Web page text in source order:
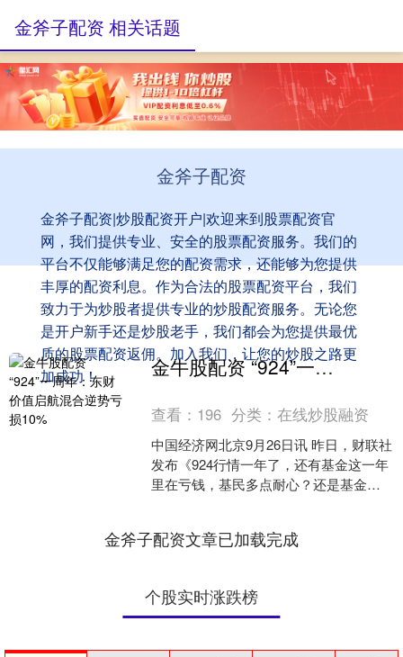
金斧子配资
金斧子配资|炒股配资开户|欢迎来到股票配资官
网，我们提供专业、安全的股票配资服务。我们的
平台不仅能够满足您的配资需求，还能够为您提供
丰厚的配资利息。作为合法的股票配资平台，我们
致力于为炒股者提供专业的炒股配资服务。无论您
是开户新手还是炒股老手，我们都会为您提供最优
质的股票配资返佣。加入我们，让您的炒股之路更
加成功！
金斧子配资 相关话题
金牛股配资 “924”一周年：东财价值启航混合逆势亏损10%
查看： 196 分类：在线炒股融资
中国经济网北京9月26日讯 昨日，财联社
发布《924行情一年了，还有基金这一年
里在亏钱，基民多点耐心？还是基金经
金斧子配资文章已加载完成
个股实时涨跌榜